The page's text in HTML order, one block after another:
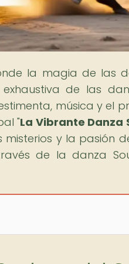
la magia de las
exhaustiva de las
música y el
"La Vibrante Danza
y la pasión
de la danza